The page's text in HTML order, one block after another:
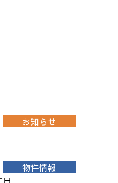
お知らせ
物件情報